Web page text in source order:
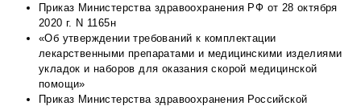
Приказ Министерства здравоохранения РФ от 28 октября
2020 г. N 1165н
«Об утверждении требований к комплектации
лекарственными препаратами и медицинскими изделиями
укладок и наборов для оказания скорой медицинской
помощи»
Приказ Министерства здравоохранения Российской